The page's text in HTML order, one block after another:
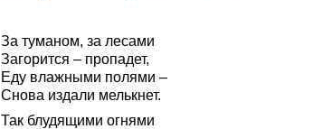
За туманом, за лесами
Загорится – пропадет,
Еду влажными полями –
Снова издали мелькнет.
Так блудящими огнями